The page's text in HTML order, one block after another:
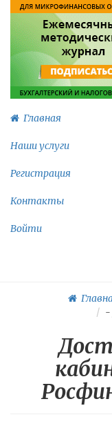
Главная
Наши услуги
Регистрация
Контакты
Войти
-